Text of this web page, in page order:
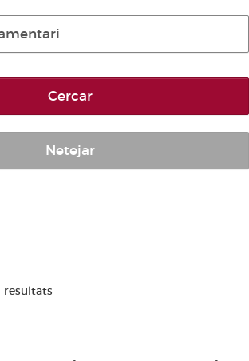
Permanent
Dret Parlamentari
Cercar
Netejar
resultats